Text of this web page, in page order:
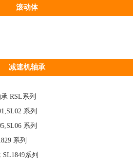
滚动体
减速机轴承
RSL系列
系列
系列
系列
系列